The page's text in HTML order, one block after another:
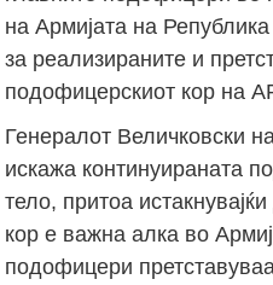
на Армијата на
за реализираните и
подофицерскиот кор на
Генералот Величковски
искажа континуираната
тело, притоа
кор е важна алка во
подофицери